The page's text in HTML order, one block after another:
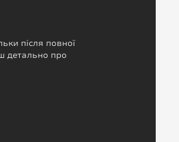
після повної
детально про